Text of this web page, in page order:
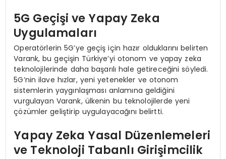
5G Geçişi ve Yapay Zeka
Uygulamaları
Operatörlerin 5G’ye geçiş için hazır olduklarını belirten
Varank, bu geçişin Türkiye’yi otonom ve yapay zeka
teknolojilerinde daha başarılı hale getireceğini söyledi.
5G’nin ilave hızlar, yeni yetenekler ve otonom
sistemlerin yaygınlaşması anlamına geldiğini
vurgulayan Varank, ülkenin bu teknolojilerde yeni
çözümler geliştirip uygulayacağını belirtti.
Yapay Zeka Yasal Düzenlemeleri
ve Teknoloji Tabanlı Girişimcilik